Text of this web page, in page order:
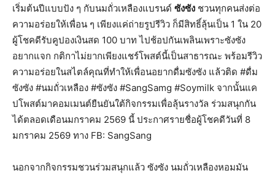
เริ่มต้นปีแบบปัง ๆ กับนมถั่วเหลืองแบรนด์ ซังซัง ชวนทุกคนส่งต่อ
ความอร่อยให้เพื่อน ๆ เพียงแค่ถ่ายรูปรีวิว ก็มีสิทธิ์ลุ้นเป็น 1 ใน 20
ผู้โชคดีรับคูปองเงินสด 100 บาท ไปช้อปกันเพลินเพราะซังซัง
อยากแจก กติกาไม่ยากเพียงแชร์โพสต์นี้เป็นสาธารณะ พร้อมรีวิว
ความอร่อยในสไตล์คุณที่ทำให้เพื่อนอยากดื่มซังซัง แล้วติด #ดื่ม
ซังซัง #นมถั่วเหลือง #ซังซัง #SangSamg #Soymilk จากนั้นแค
ปโพสต์มาคอมเมนต์ยืนยันใต้กิจกรรมเพื่อลุ้นรางวัล ร่วมสนุกกัน
ได้ตลอดเดือนมกราคม 2569 นี้ ประกาศรายชื่อผู้โชคดีวันที่ 8
มกราคม 2569 ทาง FB: SangSang
นอกจากกิจกรรมชวนร่วมสนุกแล้ว ซังซัง นมถั่วเหลืองหอมมัน